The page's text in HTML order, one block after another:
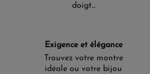
doigt...
Exigence et élégance
Trouvez votre montre
idéale ou votre bijou